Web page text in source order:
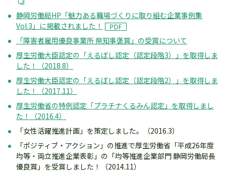
静岡労働局HP「魅力ある職場づくりに取り組む企業事例集
Vol.3」に掲載されました！
「障害者雇用優良事業所 県知事褒賞」の受賞について
厚生労働大臣認定の「えるぼし認定（認定段階3）」を取得しま
した！（2018.8）
厚生労働大臣認定の「えるぼし認定（認定段階2）」を取得しま
した！（2017.11）
厚生労働省の特例認定「プラチナくるみん認定」を取得しまし
た！（2016.4）
「女性活躍推進計画」を策定しました。（2016.3）
「ポジティブ・アクション」の推進で厚生労働省「平成26年度
均等・両立推進企業表彰」の「均等推進企業部門 静岡労働局長
優良賞」を受賞しました！（2014.11）